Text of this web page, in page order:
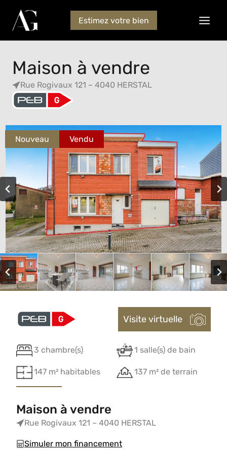
Estimez votre bien
Maison à vendre
Rue Rogivaux 121 – 4040 HERSTAL
Nouveau Vendu
Visite virtuelle
3 chambre(s) 1 salle(s) de bain
147 m² habitables 137 m² de terrain
Maison à vendre
Rue Rogivaux 121 – 4040 HERSTAL
Simuler mon financement